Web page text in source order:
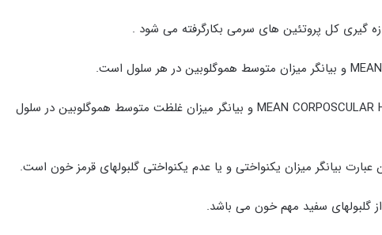
MCHC : مخفف و مختصر شده MEAN CORPOSCULAR HEMOGLOBIN CONCENTRATION و بیانگر میزان غلظت متوسط هموگلوبین در سلول